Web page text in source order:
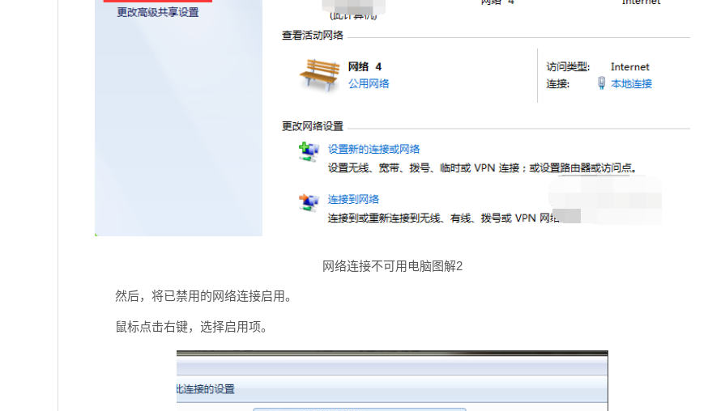
网络连接不可用电脑图解2
然后，将已禁用的网络连接启用。
鼠标点击右键，选择启用项。